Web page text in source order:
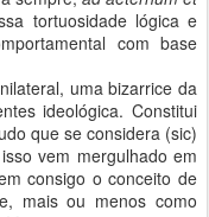
tortuosidade lógica e
com base
uma bizarrice da
ideológica. Constitui
que se considera (sic)
vem mergulhado em
consigo o conceito de
mais ou menos como